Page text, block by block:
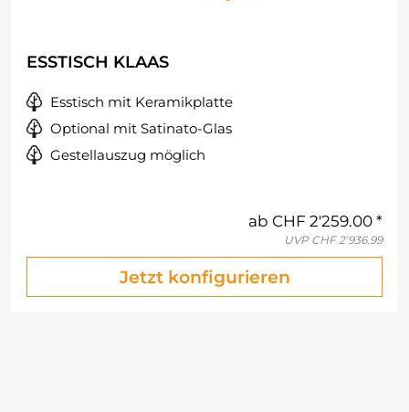
ESSTISCH KLAAS
Esstisch mit Keramikplatte
Optional mit Satinato-Glas
Gestellauszug möglich
ab CHF 2'259.00
UVP CHF 2'936.99
Jetzt konfigurieren